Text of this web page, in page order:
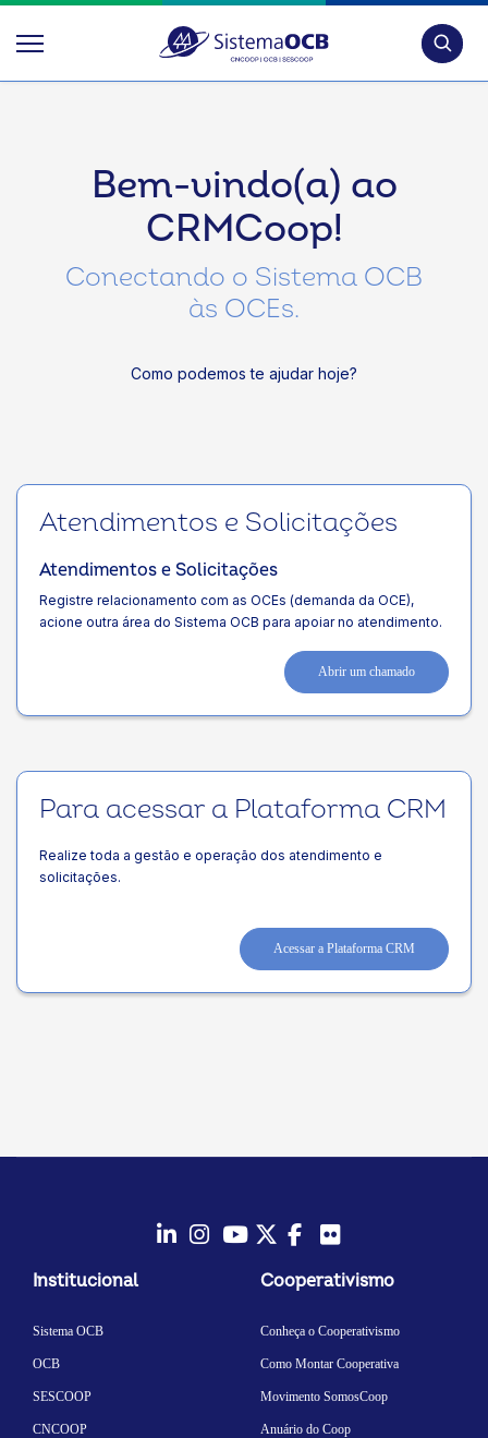
Bem-vindo(a) ao
CRMCoop!
Conectando o Sistema OCB
às OCEs.
Como podemos te ajudar hoje?
Atendimentos e Solicitações
Atendimentos e Solicitações
Registre relacionamento com as OCEs (demanda da OCE),
acione outra área do Sistema OCB para apoiar no atendimento.
Abrir um chamado
Para acessar a Plataforma CRM
Realize toda a gestão e operação dos atendimento e
solicitações.
Acessar a Plataforma CRM
Instagram
YoutubeTwitter/X
Facebook
Institucional
Sistema OCB
OCB
SESCOOP
CNCOOP
Cooperativismo
Conheça o Cooperativismo
Como Montar Cooperativa
Movimento SomosCoop
Anuário do Coop